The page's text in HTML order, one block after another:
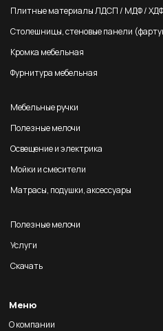
Плитные материалы ЛДСП / МДФ /
Столешницы, стеновые панели
Кромка мебельная
Фурнитура мебельная
Мебельные ручки
Полезные мелочи
Освещение и электрика
Мойки и смесители
Матрасы, подушки, аксессуары
Полезные мелочи
Услуги
Скачать
Меню
О компании